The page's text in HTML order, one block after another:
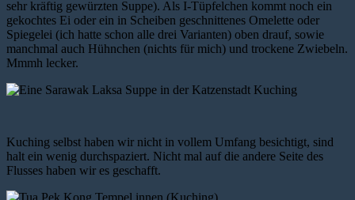
sehr kräftig gewürzten Suppe). Als I-Tüpfelchen kommt noch ein
gekochtes Ei oder ein in Scheiben geschnittenes Omelette oder
Spiegelei (ich hatte schon alle drei Varianten) oben drauf, sowie
manchmal auch Hühnchen (nichts für mich) und trockene Zwiebeln.
Mmmh lecker.
Kuching selbst haben wir nicht in vollem Umfang besichtigt, sind
halt ein wenig durchspaziert. Nicht mal auf die andere Seite des
Flusses haben wir es geschafft.